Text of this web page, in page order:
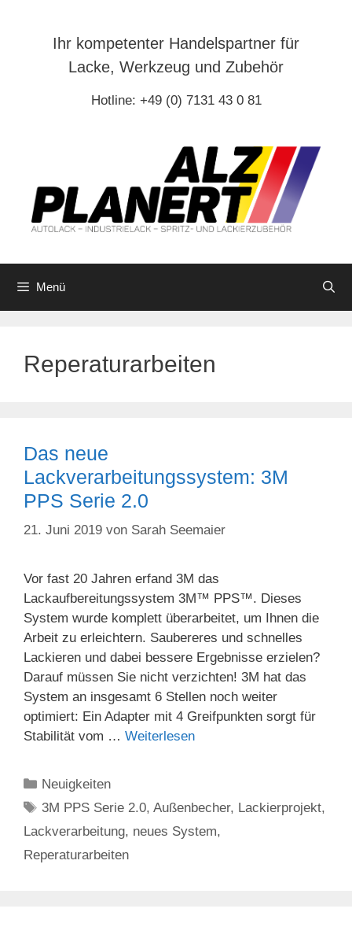
Ihr kompetenter Handelspartner für
Lacke, Werkzeug und Zubehör
Hotline: +49 (0) 7131 43 0 81
Menü
Reperaturarbeiten
Das neue
Lackverarbeitungssystem: 3M
PPS Serie 2.0
21. Juni 2019 von Sarah Seemaier
Vor fast 20 Jahren erfand 3M das
Lackaufbereitungssystem 3M™ PPS™. Dieses
System wurde komplett überarbeitet, um Ihnen die
Arbeit zu erleichtern. Saubereres und schnelles
Lackieren und dabei bessere Ergebnisse erzielen?
Darauf müssen Sie nicht verzichten! 3M hat das
System an insgesamt 6 Stellen noch weiter
optimiert: Ein Adapter mit 4 Greifpunkten sorgt für
Stabilität vom … Weiterlesen
Kategorien
Neuigkeiten
Schlagwörter
3M PPS Serie 2.0,Außenbecher, Lackierprojekt,
Lackverarbeitung, neues System,
Reperaturarbeiten